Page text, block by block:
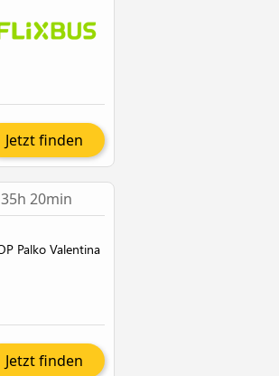
Jetzt finden
35h 20min
Jetzt finden